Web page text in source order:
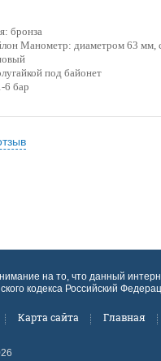
бронза
Манометр: диаметром 63 мм,
под байонет
6 бар
на то, что данный
кодекса Российский
Карта сайта Главная